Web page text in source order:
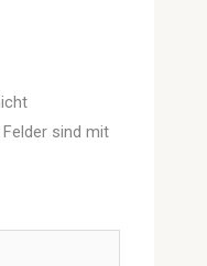
sind mit